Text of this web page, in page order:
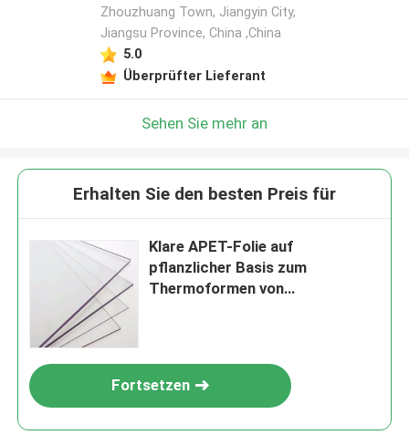
Zhouzhuang Town, Jiangyin City,
Jiangsu Province, China ,China
5.0
Überprüfter Lieferant
Sehen Sie mehr an
Erhalten Sie den besten Preis für
Klare APET-Folie auf
pflanzlicher Basis zum
Thermoformen von
Fortsetzen